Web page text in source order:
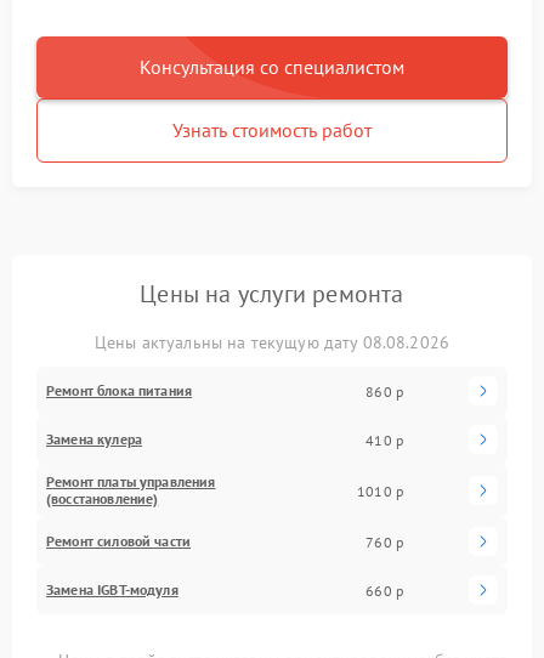
Консультация со специалистом
Узнать стоимость работ
Цены на услуги ремонта
Цены актуальны на текущую дату 08.08.2026
Ремонт блока питания 860 р
Замена кулера 410 р
Ремонт платы управления
(восстановление)
1010 р
Ремонт силовой части 760 р
Замена IGBT-модуля 660 р